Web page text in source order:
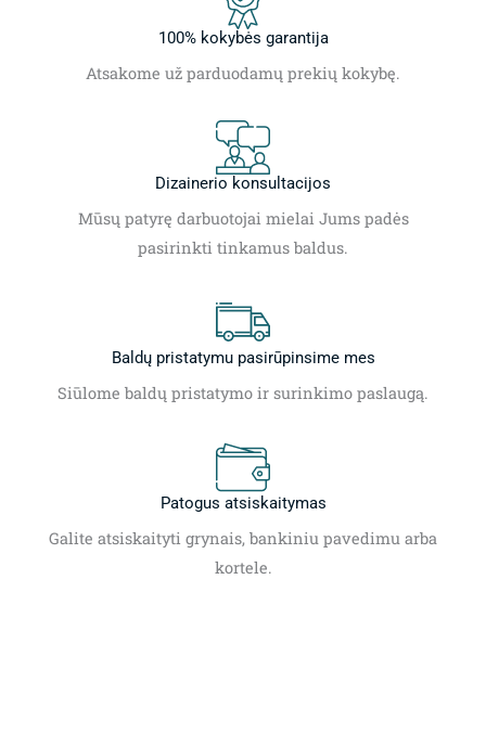
100% kokybės garantija
Atsakome už parduodamų prekių kokybę.
Dizainerio konsultacijos
Mūsų patyrę darbuotojai mielai Jums padės
pasirinkti tinkamus baldus.
Baldų pristatymu pasirūpinsime mes
Siūlome baldų pristatymo ir surinkimo paslaugą.
Patogus atsiskaitymas
Galite atsiskaityti grynais, bankiniu pavedimu arba
kortele.